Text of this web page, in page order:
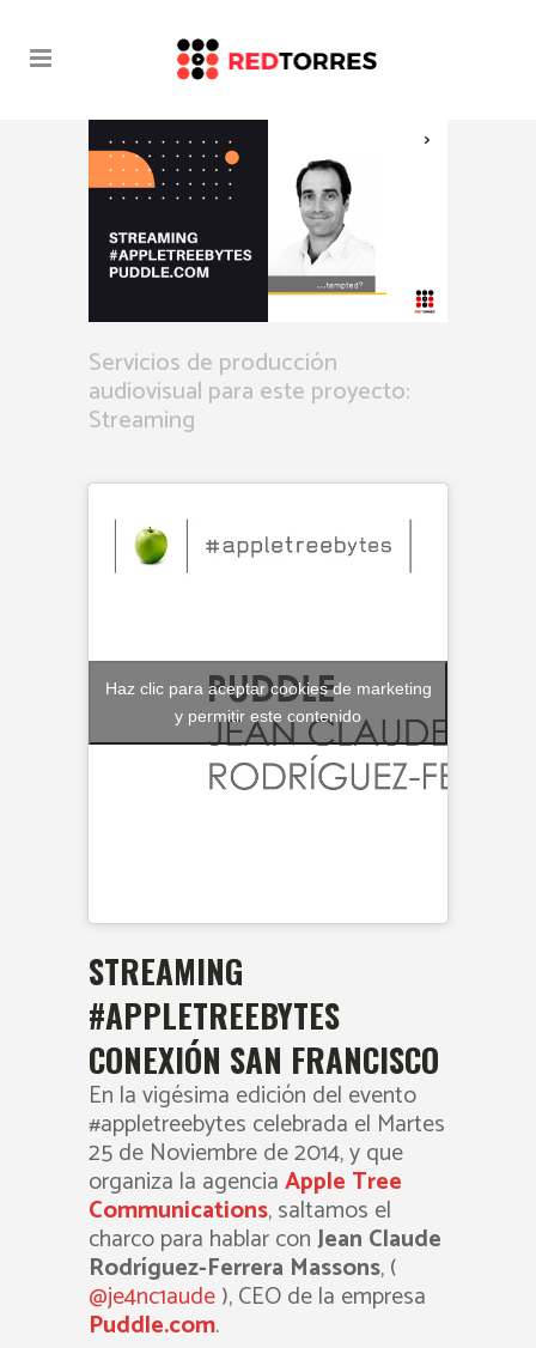
STREAMING #APPLETREEBYTES
CON PUDDLE.COM
Servicios de producción
audiovisual para este proyecto:
Streaming
Haz clic para aceptar cookies de marketing
y permitir este contenido
STREAMING
#APPLETREEBYTES
CONEXIÓN SAN FRANCISCO
En la vigésima edición del evento
#appletreebytes celebrada el Martes
25 de Noviembre de 2014, y que
organiza la agenciaApple Tree
Communications, saltamos el
charco para hablar conJean Claude
Rodríguez-Ferrera Massons, (
@je4nc1aude), CEO de la empresa
Puddle.com.